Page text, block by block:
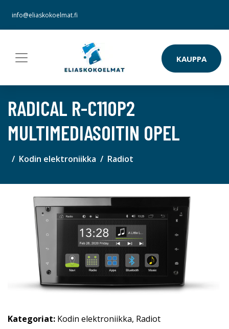
info@eliaskokoelmat.fi
KAUPPA
RADICAL R-C11OP2
MULTIMEDIASOITIN OPEL
Kodin elektroniikka Radiot
Kategoriat: Kodin elektroniikka, Radiot